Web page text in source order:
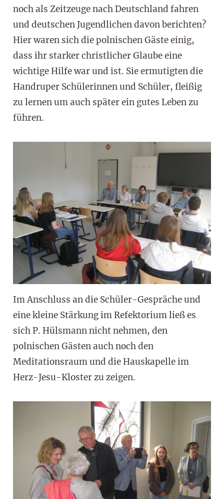
noch als Zeitzeuge nach Deutschland fahren
und deutschen Jugendlichen davon berichten?
Hier waren sich die polnischen Gäste einig,
dass ihr starker christlicher Glaube eine
wichtige Hilfe war und ist. Sie ermutigten die
Handruper Schülerinnen und Schüler, fleißig
zu lernen um auch später ein gutes Leben zu
führen.
Im Anschluss an die Schüler-Gespräche und
eine kleine Stärkung im Refektorium ließ es
sich P. Hülsmann nicht nehmen, den
polnischen Gästen auch noch den
Meditationsraum und die Hauskapelle im
Herz-Jesu-Kloster zu zeigen.